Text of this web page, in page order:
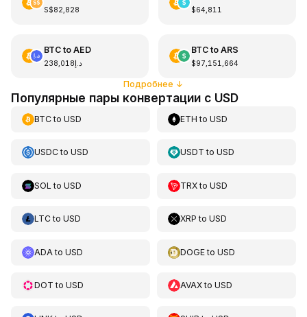
S$82,828 $64,811
BTCto AED
د.إ238,018
BTCto ARS
$97,151,664
Подробнее ↓
Популярные пары конвертации с USD
BTCto USD ETH toUSD
USDCto USD USDT toUSD
SOL to USD TRXtoUSD
LTCto USD XRP toUSD
ADA to USD DOGEtoUSD
DOT to USD AVAXtoUSD